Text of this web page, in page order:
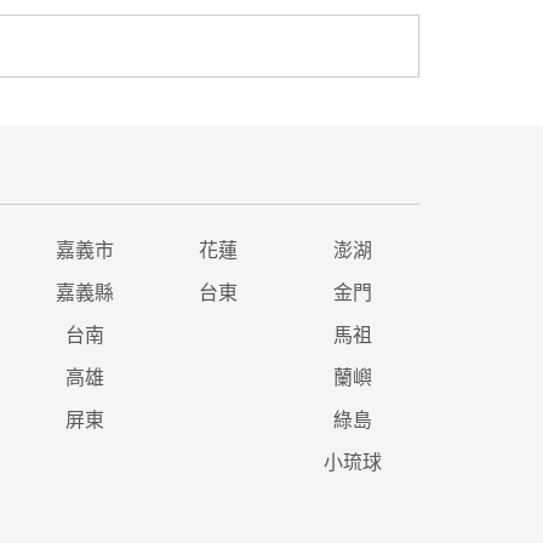
嘉義市 花蓮 澎湖
嘉義縣 台東 金門
台南 馬祖
高雄 蘭嶼
屏東 綠島
小琉球